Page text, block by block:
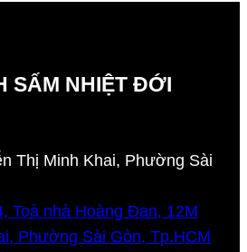
SẤM NHIỆT ĐỚI
Thị Minh Khai, Phường Sài
Toà nhà Hoàng Đan, 12M
Phường Sài Gòn, Tp.HCM